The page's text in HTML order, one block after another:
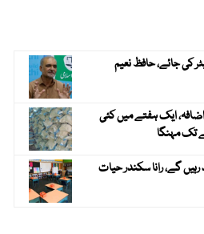
روپے فی لیٹر کی جائے، حافظ نعیم
ایک ہفتے میں کئی